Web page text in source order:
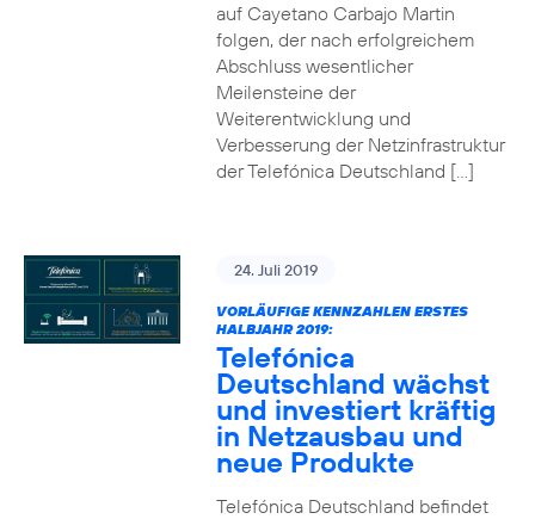
auf Cayetano Carbajo Martin
folgen, der nach erfolgreichem
Abschluss wesentlicher
Meilensteine der
Weiterentwicklung und
Verbesserung der Netzinfrastruktur
der Telefónica Deutschland […]
24. Juli 2019
VORLÄUFIGE KENNZAHLEN ERSTES
HALBJAHR 2019:
Telefónica
Deutschland wächst
und investiert kräftig
in Netzausbau und
neue Produkte
Telefónica Deutschland befindet